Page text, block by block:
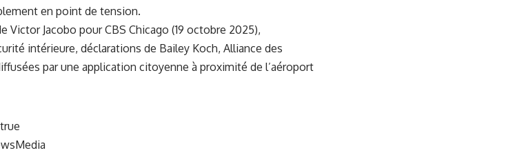
en point de tension.
Victor Jacobo pour CBS Chicago (19 octobre 2025),
intérieure, déclarations de Bailey Koch, Alliance des
par une application citoyenne à proximité de l’aéroport